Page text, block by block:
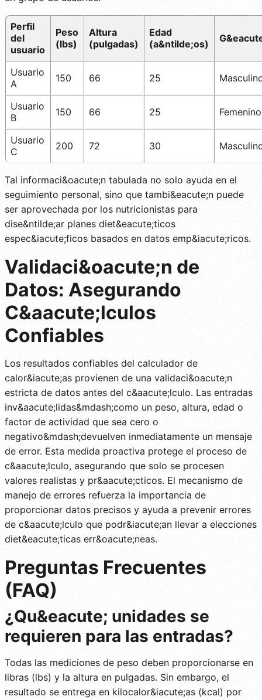
Perfil
del
usuario
Peso
(lbs)
Altura
(pulgadas)
Edad
(a&ntilde;os)
Usuario
A
150 66 25
Usuario
B
150 66 25 Femenino
Usuario
C
200 72 30
Tal informaci&oacute;n tabulada no solo ayuda en el
seguimiento personal, sino que tambi&eacute;n puede
ser aprovechada por los nutricionistas para
dise&ntilde;ar planes diet&eacute;ticos
espec&iacute;ficos basados en datos emp&iacute;ricos.
Validaci&oacute;n de
Datos: Asegurando
C&aacute;lculos
Confiables
Los resultados confiables del calculador de
calor&iacute;as provienen de una validaci&oacute;n
estricta de datos antes del c&aacute;lculo. Las entradas
inv&aacute;lidas&mdash;como un peso, altura, edad o
factor de actividad que sea cero o
negativo&mdash;devuelven inmediatamente un mensaje
de error. Esta medida proactiva protege el proceso de
c&aacute;lculo, asegurando que solo se procesen
valores realistas y pr&aacute;cticos. El mecanismo de
manejo de errores refuerza la importancia de
proporcionar datos precisos y ayuda a prevenir errores
de c&aacute;lculo que podr&iacute;an llevar a elecciones
diet&eacute;ticas err&oacute;neas.
Preguntas Frecuentes
(FAQ)
¿Qu&eacute; unidades se
requieren para las entradas?
Todas las mediciones de peso deben proporcionarse en
libras (lbs) y la altura en pulgadas. Sin embargo, el
resultado se entrega en kilocalor&iacute;as (kcal) por